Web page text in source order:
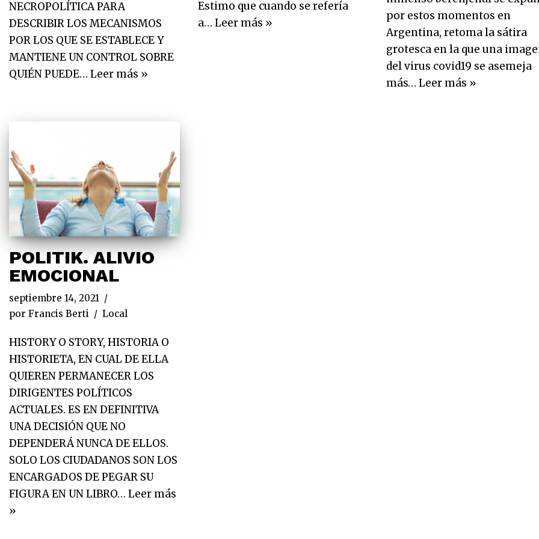
NECROPOLÍTICA PARA
DESCRIBIR LOS MECANISMOS
POR LOS QUE SE ESTABLECE Y
MANTIENE UN CONTROL SOBRE
QUIÉN PUEDE… Leer más »
Estimo que cuando se refería
a… Leer más »
por estos momentos en
Argentina, retoma la sátira
grotesca en la que una
del virus covid19 se asemeja
más…Leer más »
POLITIK. ALIVIO
EMOCIONAL
septiembre 14, 2021
por Francis Berti Local
HISTORY O STORY, HISTORIA O
HISTORIETA, EN CUAL DE ELLA
QUIEREN PERMANECER LOS
DIRIGENTES POLÍTICOS
ACTUALES. ES EN DEFINITIVA
UNA DECISIÓN QUE NO
DEPENDERÁ NUNCA DE ELLOS.
SOLO LOS CIUDADANOS SON LOS
ENCARGADOS DE PEGAR SU
FIGURA EN UN LIBRO… Leer más
»